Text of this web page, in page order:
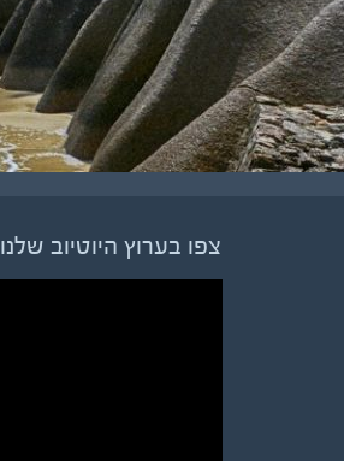
צפו בערוץ היוטיוב שלנו